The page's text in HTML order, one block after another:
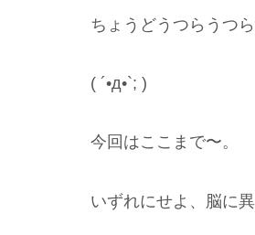
ちょうどうつらうつ
( ´•д•`; )
今回はここまで〜。
いずれにせよ、脳に